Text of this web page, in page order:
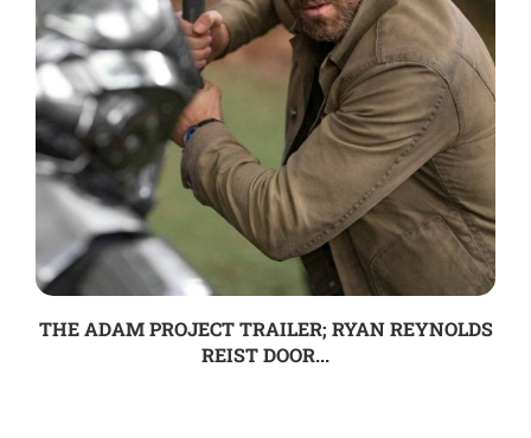
THE ADAM PROJECT TRAILER; RYAN REYNOLDS
REIST DOOR...